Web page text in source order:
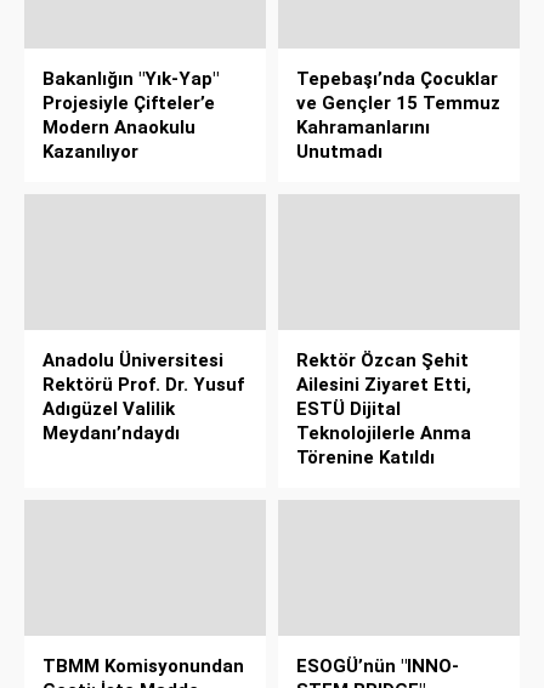
Bakanlığın "Yık-Yap"
Projesiyle Çifteler’e
Modern Anaokulu
Kazanılıyor
Tepebaşı’nda Çocuklar
ve Gençler 15 Temmuz
Kahramanlarını
Unutmadı
Anadolu Üniversitesi
Rektörü Prof. Dr. Yusuf
Adıgüzel Valilik
Meydanı’ndaydı
Rektör Özcan Şehit
Ailesini Ziyaret Etti,
ESTÜ Dijital
Teknolojilerle Anma
Törenine Katıldı
TBMM Komisyonundan
ESOGÜ’nün "INNO-